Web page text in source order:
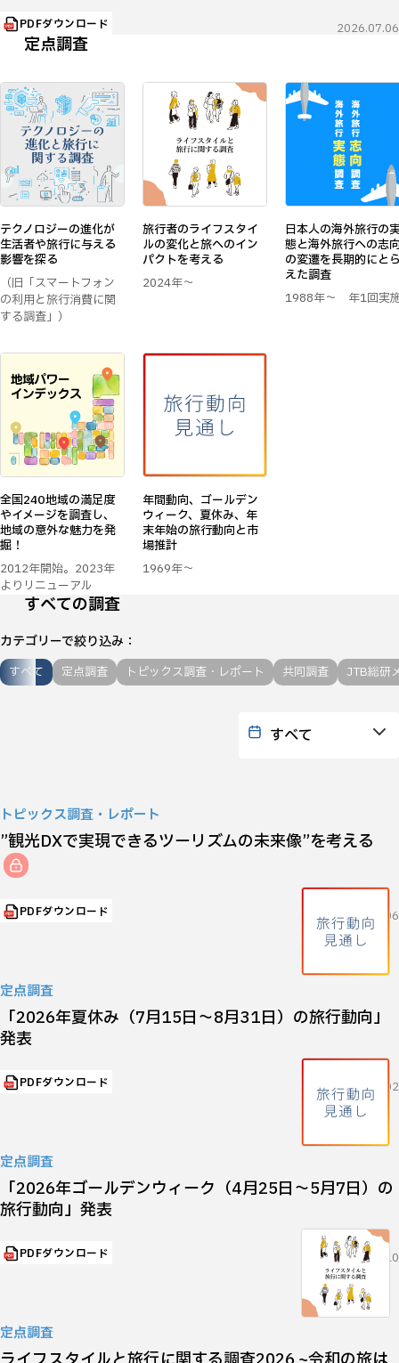
PDFダウンロード 2026.07.06
定点調査
テクノロジーの進化が
生活者や旅行に与える
影響を探る
（旧「スマートフォン
の利用と旅行消費に関
する調査」）
旅行者のライフスタイ
ルの変化と旅へのイン
パクトを考える
2024年～
日本人の海外旅行の
態と海外旅行への志
の変遷を長期的にと
えた調査
1988年～ 年1回実
全国240地域の満足度
やイメージを調査し、
地域の意外な魅力を発
掘！
2012年開始。2023年
よりリニューアル
年間動向、ゴールデン
ウィーク、夏休み、年
末年始の旅行動向と市
場推計
1969年～
すべての調査
カテゴリーで絞り込み
すべて 定点調査 トピックス調査・レポート 共同調査 JTB総研
トピックス調査・レポート
”観光DXで実現できるツーリズムの未来像”を考える
PDFダウンロード 2026.07.06
定点調査
「2026年夏休み（7月15日～8月31日）の旅行動向」
発表
PDFダウンロード 2026.07.02
定点調査
「2026年ゴールデンウィーク（4月25日～5月7日）の
旅行動向」発表
PDFダウンロード 2026.04.10
定点調査